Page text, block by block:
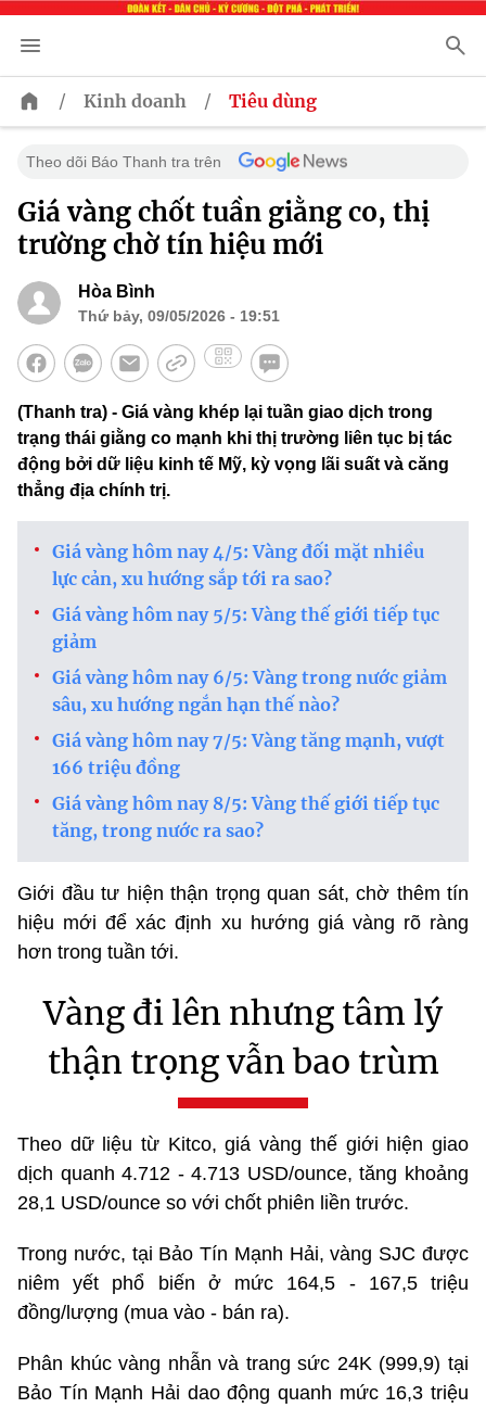
/ Kinh doanh / Tiêu dùng
Theo dõi Báo Thanh tra trên
Giá vàng chốt tuần giằng co, thị
trường chờ tín hiệu mới
Hòa Bình
Thứ bảy, 09/05/2026 - 19:51
(Thanh tra) - Giá vàng khép lại tuần giao dịch trong
trạng thái giằng co mạnh khi thị trường liên tục bị tác
động bởi dữ liệu kinh tế Mỹ, kỳ vọng lãi suất và căng
thẳng địa chính trị.
Giá vàng hôm nay 4/5: Vàng đối mặt nhiều
lực cản, xu hướng sắp tới ra sao?
Giá vàng hôm nay 5/5: Vàng thế giới tiếp tục
giảm
Giá vàng hôm nay 6/5: Vàng trong nước giảm
sâu, xu hướng ngắn hạn thế nào?
Giá vàng hôm nay 7/5: Vàng tăng mạnh, vượt
166 triệu đồng
Giá vàng hôm nay 8/5: Vàng thế giới tiếp tục
tăng, trong nước ra sao?
Giới đầu tư hiện thận trọng quan sát, chờ thêm tín
hiệu mới để xác định xu hướng giá vàng rõ ràng
hơn trong tuần tới.
Vàng đi lên nhưng tâm lý
thận trọng vẫn bao trùm
Theo dữ liệu từ Kitco, giá vàng thế giới hiện giao
dịch quanh 4.712 - 4.713 USD/ounce, tăng khoảng
28,1 USD/ounce so với chốt phiên liền trước.
Trong nước, tại Bảo Tín Mạnh Hải, vàng SJC được
niêm yết phổ biến ở mức 164,5 - 167,5 triệu
đồng/lượng (mua vào - bán ra).
Phân khúc vàng nhẫn và trang sức 24K (999,9) tại
Bảo Tín Mạnh Hải dao động quanh mức 16,3 triệu